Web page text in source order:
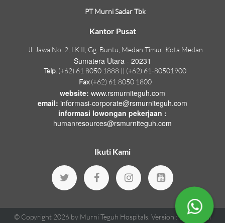
PT Murni Sadar Tbk
Kantor Pusat
Jl. Jawa No. 2, LK II, Gg. Buntu, Medan Timur, Kota Medan
Sumatera Utara - 20231
Telp. (+62) 61 8050 1888 || (+62) 61-80501900
Fax(+62) 61 8050 1800
website: www.rsmurniteguh.com
email: informasi-corporate@rsmurniteguh.com
informasi lowongan pekerjaan :
humanresources@rsmurniteguh.com
Ikuti Kami
© Copyright 2026 by Murni Teguh Hospitals Version : 1.18.70
All